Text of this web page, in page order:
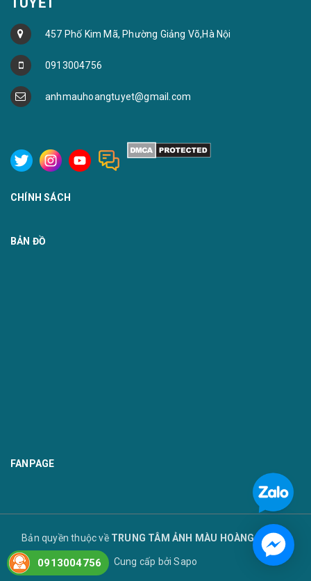
457 Phố Kim Mã, Phường Giảng Võ,Hà Nội
0913004756
anhmauhoangtuyet@gmail.com
CHÍNH SÁCH
BẢN ĐỒ
FANPAGE
Bản quyền thuộc về TRUNG TÂM ẢNH MÀU HOÀNG TUYẾT
Cung cấp bởiSapo
0913004756